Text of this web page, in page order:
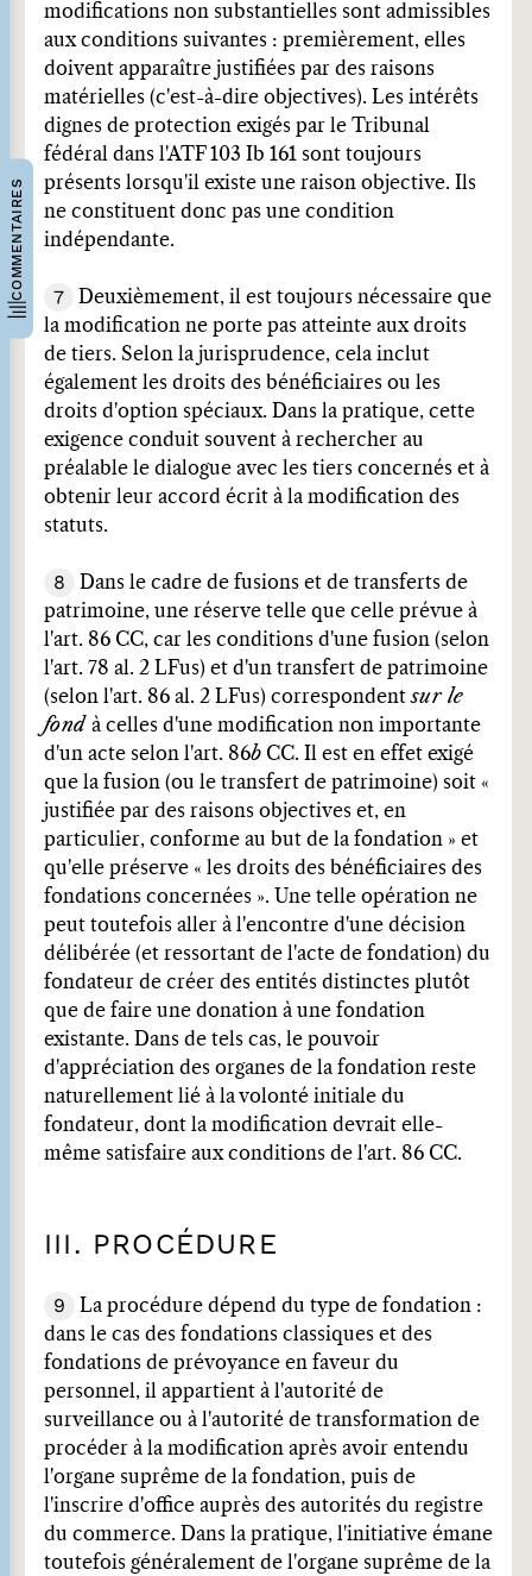
COMMENTAIRES
modifications non substantielles sont admissibles
aux conditions suivantes : premièrement, elles
doivent apparaître justifiées par des raisons
matérielles (c'est-à-dire objectives). Les intérêts
dignes de protection exigés par le Tribunal
fédéral dans l'ATF 103 Ib 161 sont toujours
présents lorsqu'il existe une raison objective. Ils
ne constituent donc pas une condition
indépendante.
7
Deuxièmement, il est toujours nécessaire que
la modification ne porte pas atteinte aux droits
de tiers. Selon la jurisprudence, cela inclut
également les droits des bénéficiaires ou les
droits d'option spéciaux. Dans la pratique, cette
exigence conduit souvent à rechercher au
préalable le dialogue avec les tiers concernés et à
obtenir leur accord écrit à la modification des
statuts.
8
Dans le cadre de fusions et de transferts de
patrimoine, une réserve telle que celle prévue à
l'art. 86 CC, car les conditions d'une fusion (selon
l'art. 78 al. 2 LFus) et d'un transfert de patrimoine
(selon l'art. 86 al. 2 LFus) correspondentsur le
fond à celles d'une modification non importante
d'un acte selon l'art. 86b CC. Il est en effet exigé
que la fusion (ou le transfert de patrimoine) soit «
justifiée par des raisons objectives et, en
particulier, conforme au but de la fondation » et
qu'elle préserve « les droits des bénéficiaires des
fondations concernées ». Une telle opération ne
peut toutefois aller à l'encontre d'une décision
délibérée (et ressortant de l'acte de fondation) du
fondateur de créer des entités distinctes plutôt
que de faire une donation à une fondation
existante. Dans de tels cas, le pouvoir
d'appréciation des organes de la fondation reste
naturellement lié à la volonté initiale du
fondateur, dont la modification devrait elle-
même satisfaire aux conditions de l'art. 86 CC.
III. PROCÉDURE
9
La procédure dépend du type de fondation :
dans le cas des fondations classiques et des
fondations de prévoyance en faveur du
personnel, il appartient à l'autorité de
surveillance ou à l'autorité de transformation de
procéder à la modification après avoir entendu
l'organe suprême de la fondation, puis de
l'inscrire d'office auprès des autorités du registre
du commerce. Dans la pratique, l'initiative émane
toutefois généralement de l'organe suprême de la